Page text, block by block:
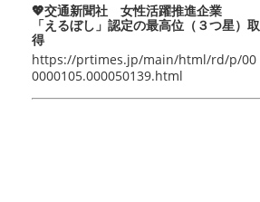
💖交通新聞社 女性活躍推進企業
「えるぼし」認定の最高位（３つ星）取
得
https://prtimes.jp/main/html/rd/p/00
0000105.000050139.html